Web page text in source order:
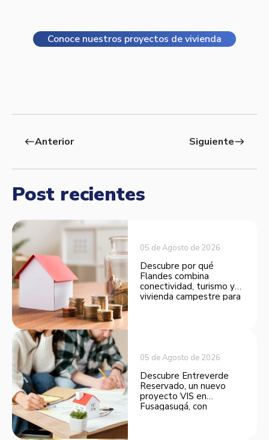
Conoce nuestros proyectos de vivienda
westAnterior Siguienteeast
Post recientes
05 de Agosto de 2026
Descubre por qué
Flandes combina
conectividad, turismo y
vivienda campestre para
05 de Agosto de 2026
Descubre Entreverde
Reservado, un nuevo
proyecto VIS en
Fusagasugá, con